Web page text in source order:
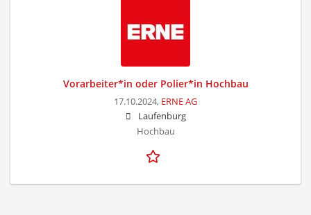
Vorarbeiter*in oder Polier*in Hochbau
17.10.2024, ERNE AG
Laufenburg
Hochbau